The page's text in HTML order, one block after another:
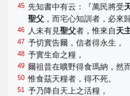
45 先知書中有云：『萬民將受
聖父 ，而宅心知訓者，必來
46 人未有見聖父者，惟來自天
47 予切實告爾，信者得永生，
48 予實生命之糧，
49 爾祖昔在曠野得食瑪納，然
50 惟食茲天糧者，得不死。
51 予乃降自天上之活糧，